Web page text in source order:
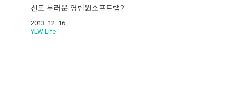
신도 부러운 영림원소프트랩?
2013. 12. 16
YLW Life